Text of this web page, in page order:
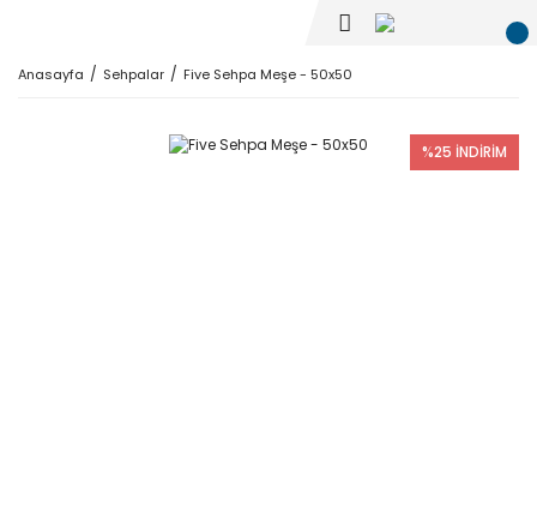
Anasayfa Sehpalar Five Sehpa Meşe - 50x50
%25 İNDİRİM